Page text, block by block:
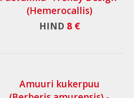
(Hemerocallis)
HIND 8 €
Amuuri kukerpuu